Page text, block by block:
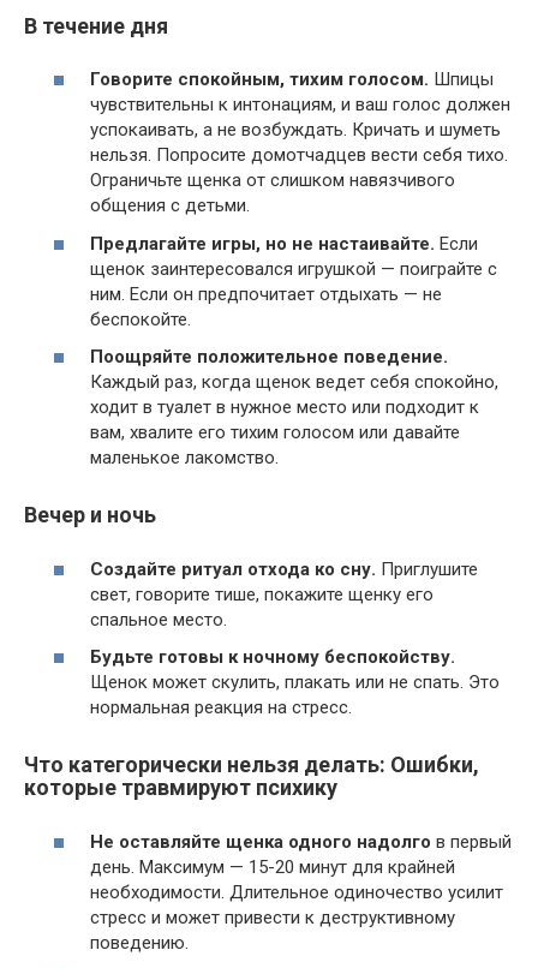
В течение дня
Говорите спокойным, тихим голосом. Шпицы
чувствительны к интонациям, и ваш голос должен
успокаивать, а не возбуждать. Кричать и шуметь
нельзя. Попросите домотчадцев вести себя тихо.
Ограничьте щенка от слишком навязчивого
общения с детьми.
Предлагайте игры, но не настаивайте. Если
щенок заинтересовался игрушкой — поиграйте с
ним. Если он предпочитает отдыхать — не
беспокойте.
Поощряйте положительное поведение.
Каждый раз, когда щенок ведет себя спокойно,
ходит в туалет в нужное место или подходит к
вам, хвалите его тихим голосом или давайте
маленькое лакомство.
Вечер и ночь
Создайте ритуал отхода ко сну. Приглушите
свет, говорите тише, покажите щенку его
спальное место.
Будьте готовы к ночному беспокойству.
Щенок может скулить, плакать или не спать. Это
нормальная реакция на стресс.
Что категорически нельзя делать: Ошибки,
которые травмируют психику
Не оставляйте щенка одного надолго в первый
день. Максимум — 15-20 минут для крайней
необходимости. Длительное одиночество усилит
стресс и может привести к деструктивному
поведению.